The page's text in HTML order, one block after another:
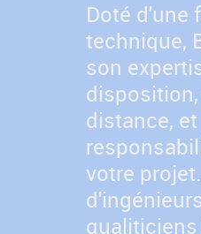
Doté d'une
technique,
son
distance,
votre